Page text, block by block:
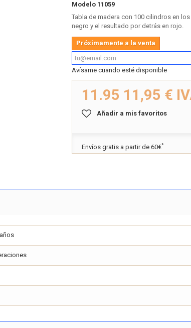
Modelo 11059
Tabla de madera con 100 cilindros en
negro y el resultado por detrás en rojo.
Próximamente a la venta
Avísame cuando esté disponible
11.95 11,95 €
Añadir a mis favoritos
Envíos gratis a partir de 60€*